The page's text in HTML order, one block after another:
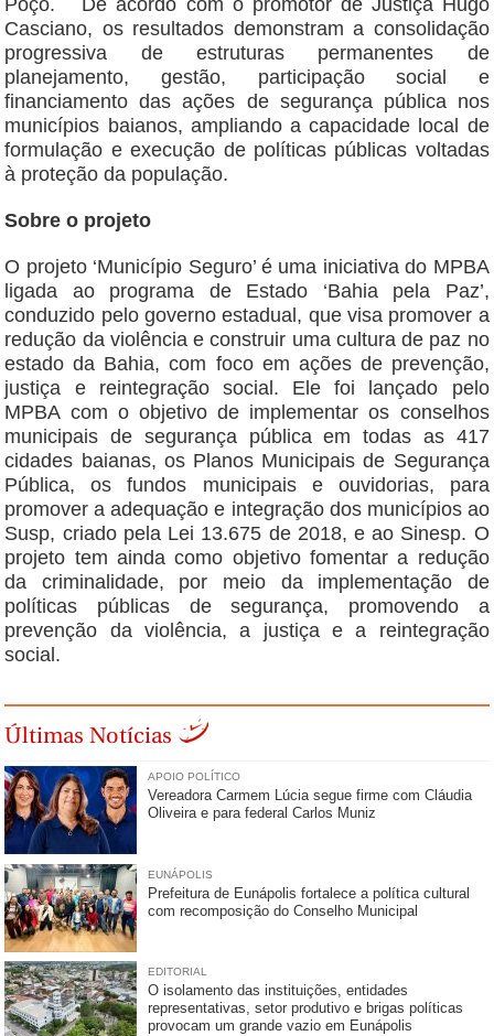
Poço. De acordo com o promotor de Justiça Hugo
Casciano, os resultados demonstram a consolidação
progressiva de estruturas permanentes de
planejamento, gestão, participação social e
financiamento das ações de segurança pública nos
municípios baianos, ampliando a capacidade local de
formulação e execução de políticas públicas voltadas
à proteção da população.
Sobre o projeto
O projeto ‘Município Seguro’ é uma iniciativa do MPBA
ligada ao programa de Estado ‘Bahia pela Paz’,
conduzido pelo governo estadual, que visa promover a
redução da violência e construir uma cultura de paz no
estado da Bahia, com foco em ações de prevenção,
justiça e reintegração social. Ele foi lançado pelo
MPBA com o objetivo de implementar os conselhos
municipais de segurança pública em todas as 417
cidades baianas, os Planos Municipais de Segurança
Pública, os fundos municipais e ouvidorias, para
promover a adequação e integração dos municípios ao
Susp, criado pela Lei 13.675 de 2018, e ao Sinesp. O
projeto tem ainda como objetivo fomentar a redução
da criminalidade, por meio da implementação de
políticas públicas de segurança, promovendo a
prevenção da violência, a justiça e a reintegração
social.
Últimas Notícias
APOIO POLÍTICO
Vereadora Carmem Lúcia segue firme com Cláudia
Oliveira e para federal Carlos Muniz
EUNÁPOLIS
Prefeitura de Eunápolis fortalece a política cultural
com recomposição do Conselho Municipal
EDITORIAL
O isolamento das instituições, entidades
representativas, setor produtivo e brigas políticas
provocam um grande vazio em Eunápolis